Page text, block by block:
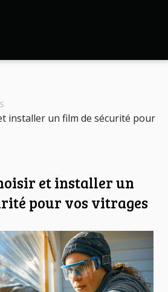
installer un film de sécurité pour
et installer un
pour vos vitrages